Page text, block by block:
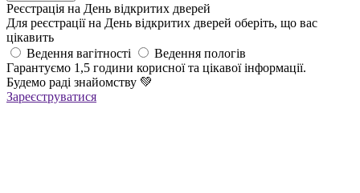
Реєстрація на День відкритих дверей
Для реєстрації на День відкритих дверей оберіть, що вас
цікавить
Ведення вагітності
Ведення пологів
Гарантуємо 1,5 години корисної та цікавої інформації.
Будемо раді знайомству 💚
Зареєструватися